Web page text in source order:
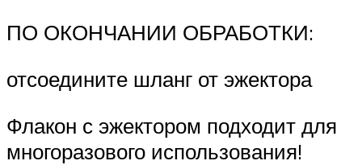
ПО ОКОНЧАНИИ ОБРАБОТКИ:
отсоедините шланг от эжектора
Флакон с эжектором подходит для
многоразового использования!